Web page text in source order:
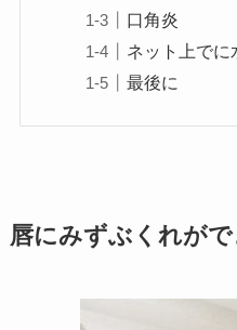
口角炎
ネット上でに
最後に
唇にみずぶくれがで